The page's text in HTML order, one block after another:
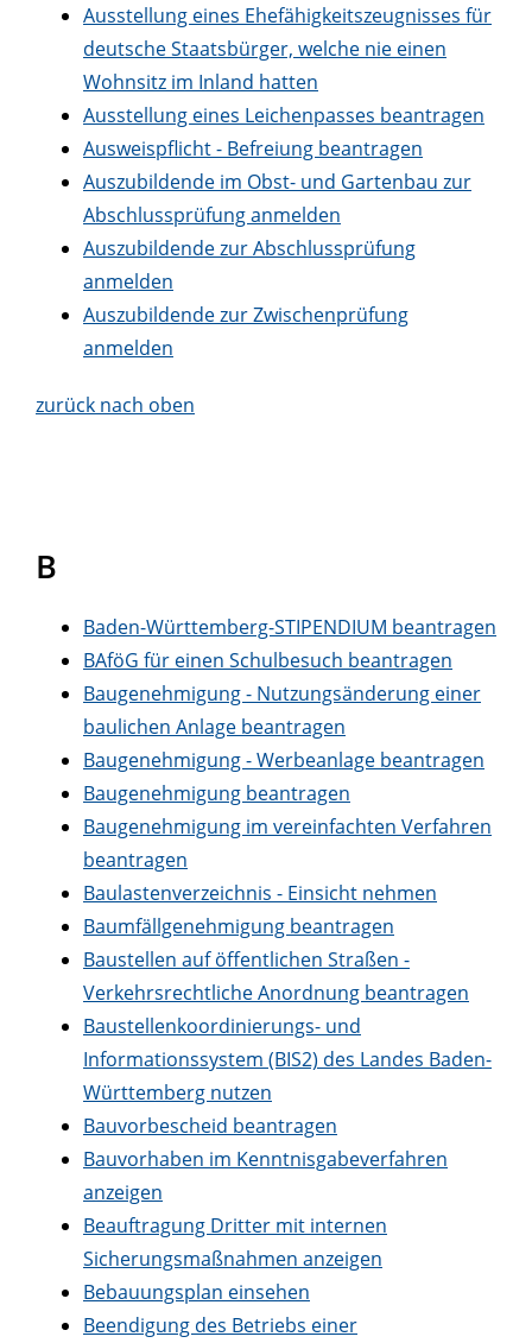
Ausstellung eines Ehefähigkeitszeugnisses für
deutsche Staatsbürger, welche nie einen
Wohnsitz im Inland hatten
Ausstellung eines Leichenpasses beantragen
Ausweispflicht - Befreiung beantragen
Auszubildende im Obst- und Gartenbau zur
Abschlussprüfung anmelden
Auszubildende zur Abschlussprüfung
anmelden
Auszubildende zur Zwischenprüfung
anmelden
zurück nach oben
B
Baden-Württemberg-STIPENDIUM beantragen
BAföG für einen Schulbesuch beantragen
Baugenehmigung - Nutzungsänderung einer
baulichen Anlage beantragen
Baugenehmigung - Werbeanlage beantragen
Baugenehmigung beantragen
Baugenehmigung im vereinfachten Verfahren
beantragen
Baulastenverzeichnis - Einsicht nehmen
Baumfällgenehmigung beantragen
Baustellen auf öffentlichen Straßen -
Verkehrsrechtliche Anordnung beantragen
Baustellenkoordinierungs- und
Informationssystem (BIS2) des Landes Baden-
Württemberg nutzen
Bauvorbescheid beantragen
Bauvorhaben im Kenntnisgabeverfahren
anzeigen
Beauftragung Dritter mit internen
Sicherungsmaßnahmen anzeigen
Bebauungsplan einsehen
Beendigung des Betriebs einer